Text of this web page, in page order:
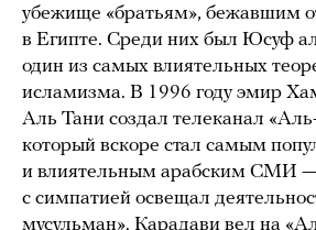
убежище «братьям», бежавшим
в Египте. Среди них был Юсуф
один из самых влиятельных
исламизма. В 1996 году эмир
Аль Тани создал телеканал
который вскоре стал самым
и влиятельным арабским СМИ —
с симпатией освещал
мусульман». Карадави вел на